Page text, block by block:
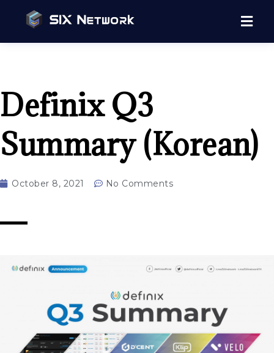
Definix Q3
Summary (Korean)
October 8, 2021 No Comments